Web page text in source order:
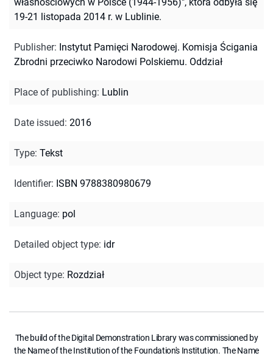
19-21 listopada 2014 r. w Lublinie.
Publisher: Instytut Pamięci Narodowej. Komisja Ścigania
Zbrodni przeciwko Narodowi Polskiemu. Oddział
Place of publishing: Lublin
Date issued: 2016
Type: Tekst
Identifier: ISBN 9788380980679
Language: pol
Detailed object type: idr
Object type: Rozdział
The build of the Digital Demonstration Library was commissioned by
the Name of the Institution of the Foundation's Institution. The Name